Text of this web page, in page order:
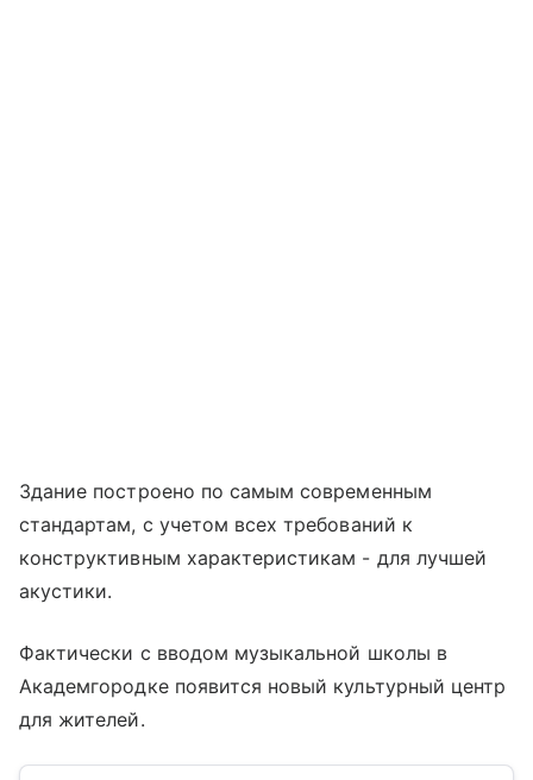
Здание построено по самым современным
стандартам, с учетом всех требований к
конструктивным характеристикам - для лучшей
акустики.
Фактически с вводом музыкальной школы в
Академгородке появится новый культурный центр
для жителей.